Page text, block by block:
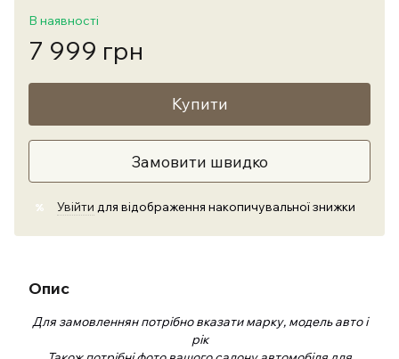
В наявності
7 999 грн
Купити
Замовити швидко
% Увійти для відображення накопичувальної знижки
Опис
Для замовленнян потрібно вказати марку, модель авто і
рік